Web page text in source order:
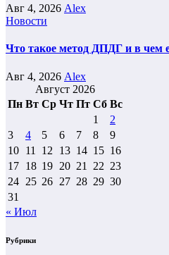
Авг 4, 2026 Alex
Новости
Что такое метод ДПДГ и в чем
Авг 4, 2026 Alex
Август 2026
Пн Вт Ср Чт Пт Сб Вс
1
2
3
4 5 6 7 8
9
10 11 12 13 14 15 16
17 18 19 20 21 22 23
24 25 26 27 28 29 30
31
« Июл
Рубрики